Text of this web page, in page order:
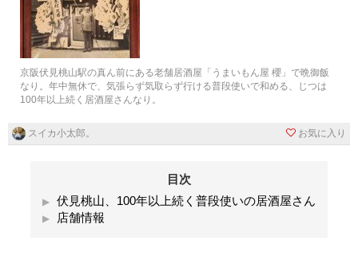
京阪伏見桃山駅の真ん前にある老舗居酒屋「うまいもん屋 櫻」で晩御飯
なり。年中無休で、気張らず気取らず行ける普段使いで和める、じつは
100年以上続く居酒屋さんなり。
スイカ小太郎。 お気に入り
目次
伏見桃山、100年以上続く普段使いの居酒屋さん
店舗情報